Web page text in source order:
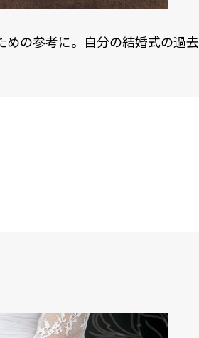
の参考に。自分の結婚式の過去